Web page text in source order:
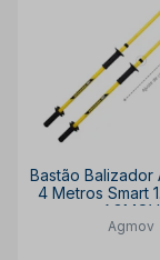
Bastão Balizador
4 Metros Smart
AGMOV
Agmov